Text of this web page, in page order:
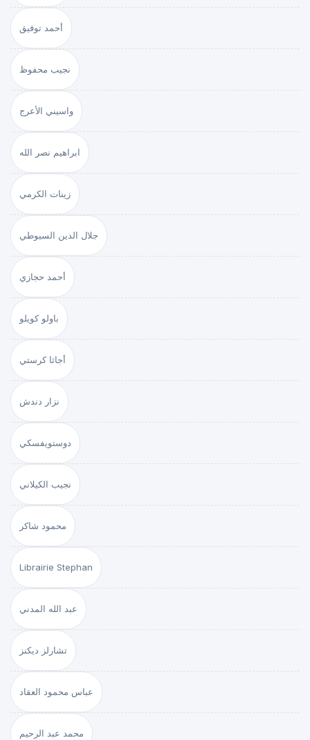
أحمد توفيق
نجيب محفوظ
واسيني الأعرج
ابراهيم نصر الله
زينات الكرمي
جلال الدين السيوطي
أحمد حجازي
باولو كويلو
أجاثا كرستي
نزار دندش
دوستويفسكي
نجيب الكيلاني
محمود شاكر
Librairie Stephan
عبد الله المدني
تشارلز ديكنز
عباس محمود العقاد
محمد عبد الرحيم